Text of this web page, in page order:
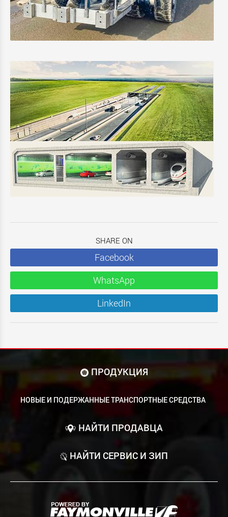
SHARE ON
Facebook
WhatsApp
LinkedIn
ПРОДУКЦИЯ
НОВЫЕ И ПОДЕРЖАННЫЕ ТРАНСПОРТНЫЕ СРЕДСТВА
НАЙТИ ПРОДАВЦА
НАЙТИ СЕРВИС И ЗИП